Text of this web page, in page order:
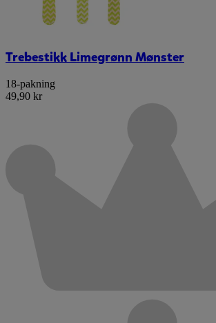
Trebestikk Limegrønn Mønster
18-pakning
49,90 kr